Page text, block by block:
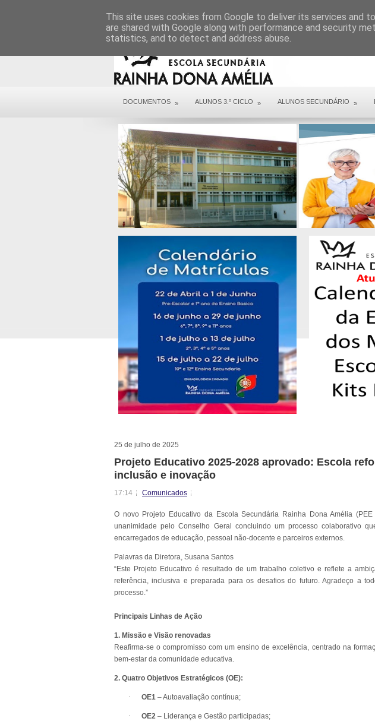
DOCUMENTOS » ALUNOS 3.º CICLO » ALUNOS SECUNDÁRIO »
25 de julho de 2025
Projeto Educativo 2025-2028 aprovado: Escola
inclusão e inovação
17:14 Comunicados
O novo Projeto Educativo da Escola Secundária Rainha Dona Amélia
unanimidade pelo Conselho Geral concluindo um processo colaborativo
encarregados de educação, pessoal não-docente e parceiros externos.
Palavras da Diretora, Susana Santos
“Este Projeto Educativo é resultado de um trabalho coletivo e reflete a
referência, inclusiva e preparada para os desafios do futuro. Agradeço a
processo.”
Principais Linhas de Ação
1. Missão e Visão renovadas
Reafirma-se o compromisso com um ensino de excelência, centrado na
bem-estar da comunidade educativa.
2. Quatro Objetivos Estratégicos (OE):
· OE1 – Autoavaliação contínua;
· OE2 – Liderança e Gestão participadas;
This site uses cookies from Google to deliver its services and
are shared with Google along with performance and security
statistics, and to detect and address abuse.